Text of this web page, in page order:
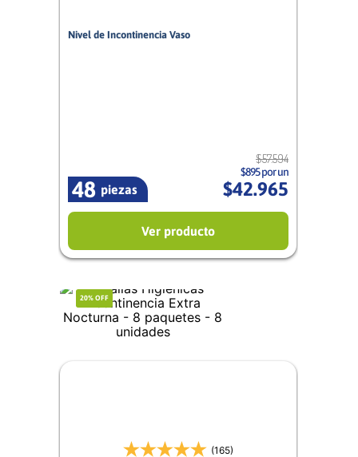
Nivel de Incontinencia Vaso
piezas
48
$57.594
$895 por un
$42.965
Ver producto
20% OFF
(165)